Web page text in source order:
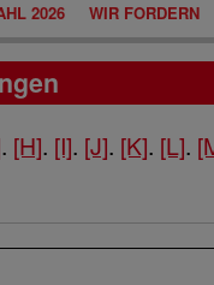
2026 WIR FORDERN
. [H]. [I]. [J]. [K]. [L].